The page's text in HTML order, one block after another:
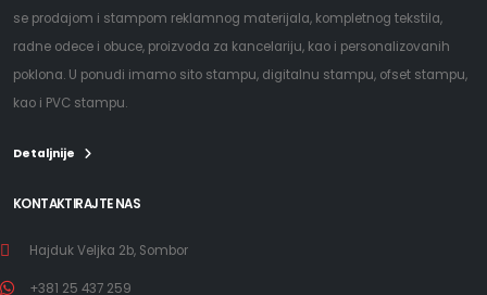
se prodajom i stampom reklamnog materijala, kompletnog tekstila,
radne odece i obuce, proizvoda za kancelariju, kao i personalizovanih
poklona. U ponudi imamo sito stampu, digitalnu stampu, ofset stampu,
kao i PVC stampu.
Detaljnije
KONTAKTIRAJTE NAS
Hajduk Veljka 2b, Sombor
+381 25 437 259